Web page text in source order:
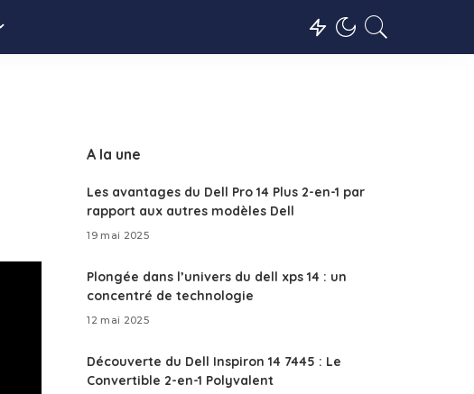
A la une
Les avantages du Dell Pro 14 Plus 2-en-1 par
rapport aux autres modèles Dell
19 mai 2025
Plongée dans l’univers du dell xps 14 : un
concentré de technologie
12 mai 2025
Découverte du Dell Inspiron 14 7445 : Le
Convertible 2-en-1 Polyvalent